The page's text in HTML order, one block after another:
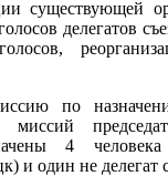
существующей
делегатов
по
миссий
4
и один не делегат